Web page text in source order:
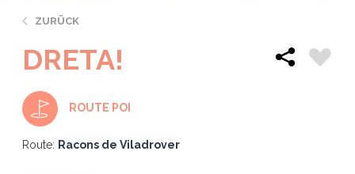
ZURÜCK
DRETA!
ROUTE POI
Route: Racons de Viladrover